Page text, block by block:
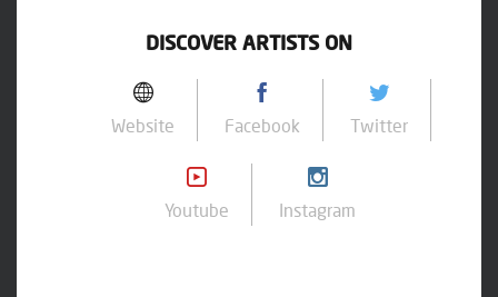
DISCOVER ARTISTS ON
Website Facebook Twitter
Youtube Instagram